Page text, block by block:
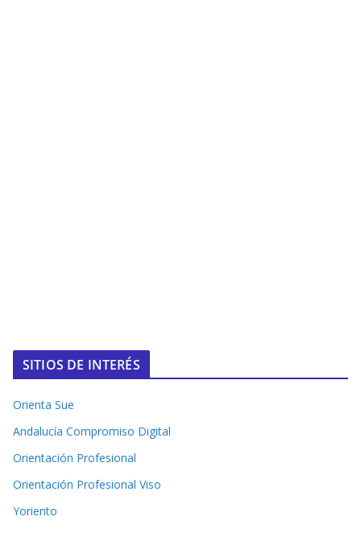
SITIOS DE INTERÉS
Orienta Sue
Andalucía Compromiso Digital
Orientación Profesional
Orientación Profesional Viso
Yoriento